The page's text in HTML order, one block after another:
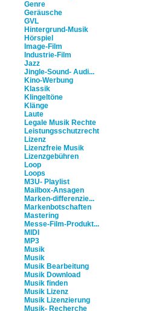
Genre
Geräusche
GVL
Hintergrund-Musik
Hörspiel
Image-Film
Industrie-Film
Jazz
Jingle-Sound- Audi...
Kino-Werbung
Klassik
Klingeltöne
Klänge
Laute
Legale Musik Rechte
Leistungsschutzrecht
Lizenz
Lizenzfreie Musik
Lizenzgebühren
Loop
Loops
M3U- Playlist
Mailbox-Ansagen
Marken-differenzie...
Markenbotschaften
Mastering
Messe-Film-Produkt...
MIDI
MP3
Musik
Musik
Musik Bearbeitung
Musik Download
Musik finden
Musik Lizenz
Musik Lizenzierung
Musik- Recherche